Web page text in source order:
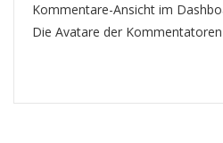
Kommentare-Ansicht im
Die Avatare der